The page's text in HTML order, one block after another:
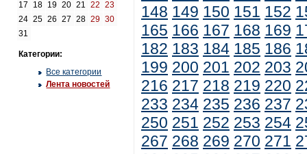
17
18 19 20 21 22
23
24 25 26 27 28 29 30
31
Категории:
Все категории
Лента новостей
148 149 150 151 152
165 166 167 168 169
182 183 184 185 186
199 200 201 202 203
216 217 218 219 220
233 234 235 236 237
250 251 252 253 254
267 268 269 270 271